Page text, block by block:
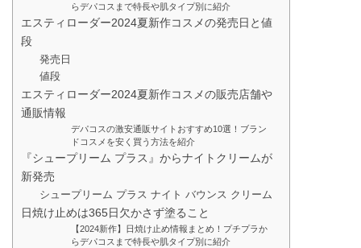
らデパコスまで特長や肌タイプ別に紹介
エスティローダー2024夏新作コスメの発売日と値
段
発売日
値段
エスティローダー2024夏新作コスメの販売店舗や
通販情報
デパコスの激安通販サイトおすすめ10選！ブラン
ドコスメを安く買う方法を紹介
『シュープリーム プラス』からナイトクリームが
新発売
シュープリーム プラス ナイト バウンス クリーム
日焼け止めは365日欠かさず塗ること
【2024新作】日焼け止め情報まとめ！プチプラか
らデパコスまで特長や肌タイプ別に紹介